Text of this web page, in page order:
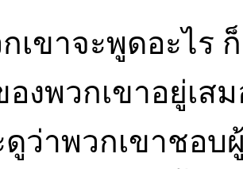
เขาจะพูดอะไร
งพวกเขาอยู่เส
ว่าพวกเขาชอบ